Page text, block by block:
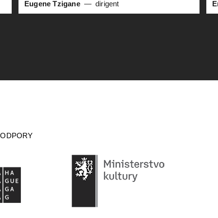
Eugene Tzigane dirigent